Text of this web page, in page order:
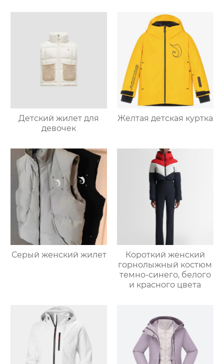
Детский жилет для
девочек
Желтая детская куртка
Серый женский жилет
Короткий женский
горнолыжный костюм
темно-синего, белого
и красного цвета